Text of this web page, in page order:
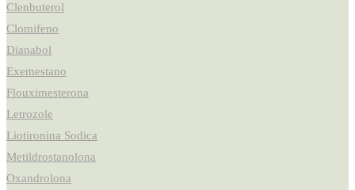
Clenbuterol
Clomifeno
Dianabol
Exemestano
Flouximesterona
Letrozole
Liotironina Sodica
Metildrostanolona
Oxandrolona